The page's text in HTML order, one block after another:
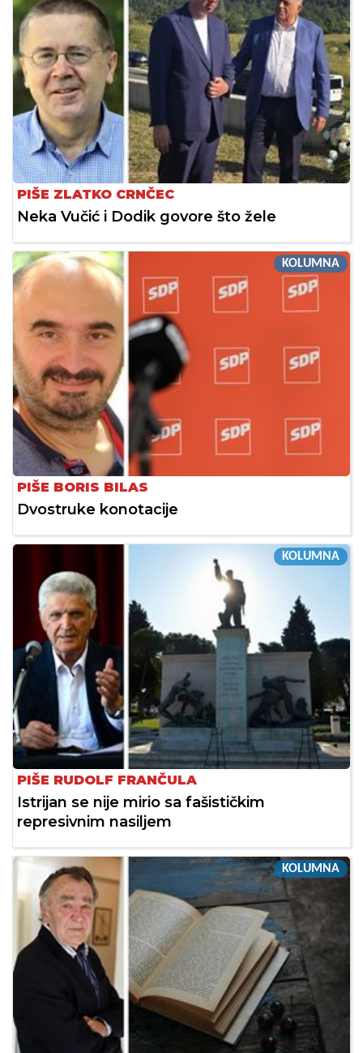
PIŠE ZLATKO CRNČEC
Neka Vučić i Dodik govore što žele
KOLUMNA
PIŠE BORIS BILAS
Dvostruke konotacije
KOLUMNA
PIŠE RUDOLF FRANČULA
Istrijan se nije mirio sa fašističkim
represivnim nasiljem
KOLUMNA